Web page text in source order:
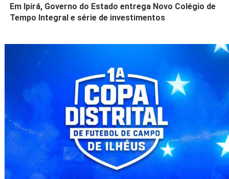
Em Ipirá, Governo do Estado entrega Novo Colégio de
Tempo Integral e série de investimentos